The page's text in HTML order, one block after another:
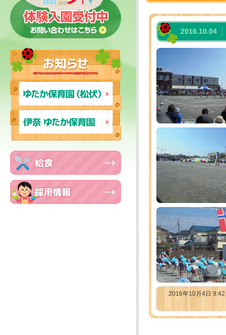
2016.10.04
2016年10月4日